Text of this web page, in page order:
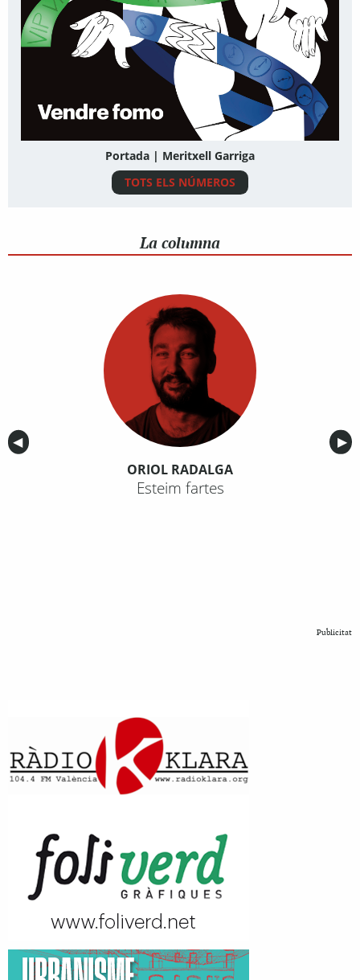
Portada | Meritxell Garriga
TOTS ELS NÚMEROS
La columna
Anterior
◀︎ ▶︎
ORIOL RADALGA
Esteim fartes
Publicitat